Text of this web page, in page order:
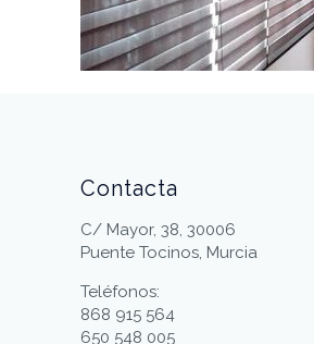
Contacta
C/ Mayor, 38, 30006
Puente Tocinos, Murcia
Teléfonos:
868 915 564
650 548 005